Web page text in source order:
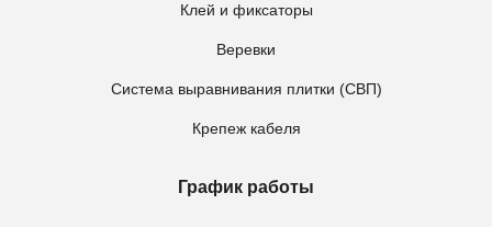
Клей и фиксаторы
Веревки
Система выравнивания плитки (СВП)
Крепеж кабеля
График работы